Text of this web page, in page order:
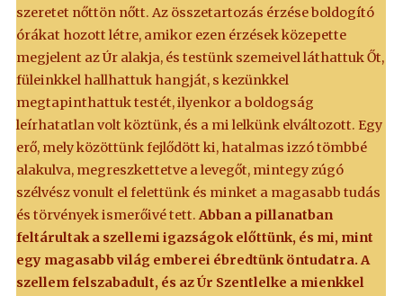
szeretet nőttön nőtt. Az összetartozás érzése boldogító
órákat hozott létre, amikor ezen érzések közepette
megjelent az Úr alakja, és testünk szemeivel láthattuk Őt,
füleinkkel hallhattuk hangját, s kezünkkel
megtapinthattuk testét, ilyenkor a boldogság
leírhatatlan volt köztünk, és a mi lelkünk elváltozott. Egy
erő, mely közöttünk fejlődött ki, hatalmas izzó tömbbé
alakulva, megreszkettetve a levegőt, mintegy zúgó
szélvész vonult el felettünk és minket a magasabb tudás
és törvények ismerőivé tett.Abban a pillanatban
feltárultak a szellemi igazságok előttünk, és mi, mint
egy magasabb világ emberei ébredtünk öntudatra. A
szellem felszabadult, és az Úr Szentlelke a mienkkel